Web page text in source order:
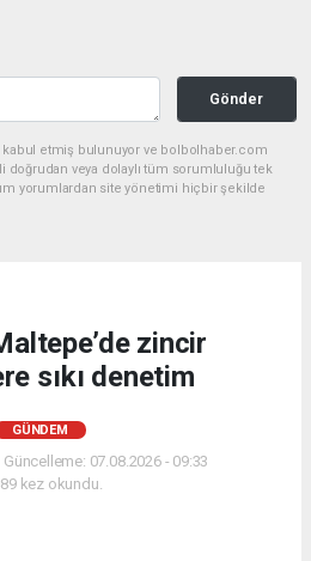
Gönder
kabul etmiş bulunuyor ve bolbolhaber.com
doğrudan veya dolaylı tüm sorumluluğu tek
yorumlardan site yönetimi hiçbir şekilde
zincir
sıkı denetim
GÜNDEM
07.08.2026 - 09:33
kez okundu.